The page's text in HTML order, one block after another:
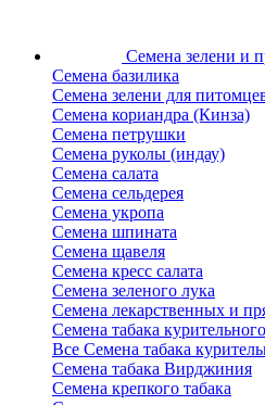
Семена зелени и
Семена базилика
Семена зелени для
Семена кориандра (Кинза)
Семена петрушки
Семена руколы (индау)
Семена салата
Семена сельдерея
Семена укропа
Семена шпината
Семена щавеля
Семена кресс салата
Семена зеленого лука
Семена лекарственных и
Семена табака курительного
Все Семена табака
Семена табака Вирджиния
Семена крепкого табака